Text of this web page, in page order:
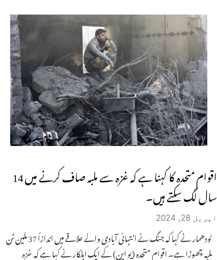
اقوام متحدہ کا کہنا ہے کہ غزہ سے ملبہ صاف کرنے میں 14
سال لگ سکتے ہیں۔
اپریل 28, 2024
لودھمار نے کہا کہ جنگ نے انتہائی آبادی والے علاقے میں اندازاً 37 ملین ٹن
ملبہ چھوڑا ہے۔ اقوام متحدہ (یو این) کے ایک اہلکار نے کہا ہے کہ غزہ